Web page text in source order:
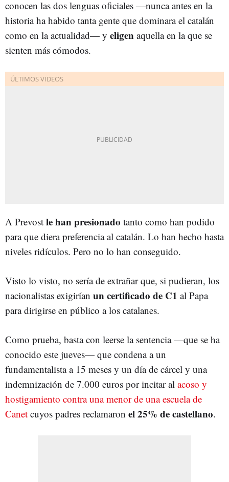
conocen las dos lenguas oficiales —nunca antes en la
historia ha habido tanta gente que dominara el catalán
como en la actualidad— y eligen aquella en la que se
sienten más cómodos.
A Prevost le han presionado tanto como han podido
para que diera preferencia al catalán. Lo han hecho hasta
niveles ridículos. Pero no lo han conseguido.
Visto lo visto, no sería de extrañar que, si pudieran, los
nacionalistas exigirían un certificado de C1 al Papa
para dirigirse en público a los catalanes.
Como prueba, basta con leerse la sentencia —que se ha
conocido este jueves— que condena a un
fundamentalista a 15 meses y un día de cárcel y una
indemnización de 7.000 euros por incitar al acoso y
hostigamiento contra una menor de una escuela de
Canet cuyos padres reclamaron el 25% de castellano.